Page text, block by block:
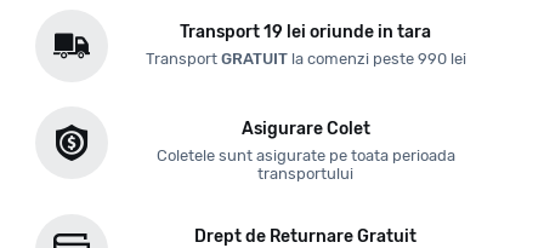
Transport 19 lei oriunde in tara
Transport GRATUITla comenzi peste 990 lei
Asigurare Colet
Coletele sunt asigurate pe toata perioada
transportului
Drept de Returnare Gratuit